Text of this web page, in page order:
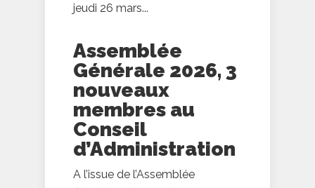
jeudi 26 mars...
Assemblée
Générale 2026, 3
nouveaux
membres au
Conseil
d’Administration
A l’issue de l’Assemblée